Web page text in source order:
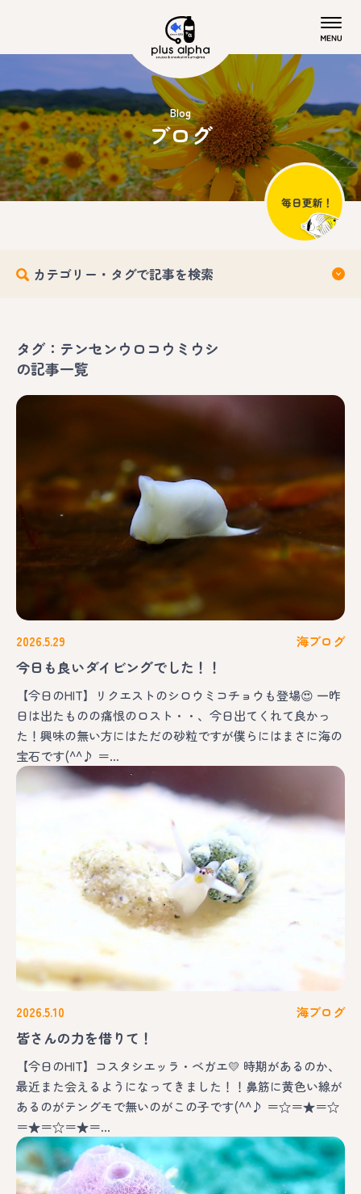
Blog
ブログ
カテゴリー・タグで記事を検索
タグ：テンセンウロコウミウシ
の記事一覧
2026.5.29 海ブログ
今日も良いダイビングでした！！
【今日のHIT】リクエストのシロウミコチョウも登場😍 一昨
日は出たものの痛恨のロスト・・、今日出てくれて良かっ
た！興味の無い方にはただの砂粒ですが僕らにはまさに海の
宝石です(^^♪ ＝…
2026.5.10 海ブログ
皆さんの力を借りて！
【今日のHIT】コスタシエッラ・ベガエ💛 時期があるのか、
最近また会えるようになってきました！！鼻筋に黄色い線が
あるのがテングモで無いのがこの子です(^^♪ ＝☆＝★＝☆
＝★＝☆＝★＝…